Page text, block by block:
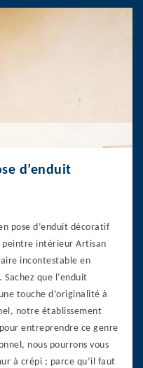
d’enduit
pose d’enduit décoratif
peintre intérieur Artisan
incontestable en
que l’enduit
touche d’originalité à
notre établissement
entreprendre ce genre
nous pourrons vous
à crépi ; parce qu’il faut